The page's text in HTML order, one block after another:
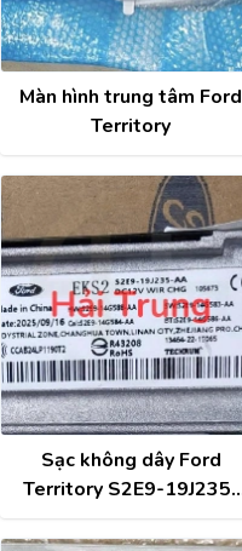
Màn hình trung tâm Ford
Territory
Sạc không dây Ford
Territory S2E9-19J235-